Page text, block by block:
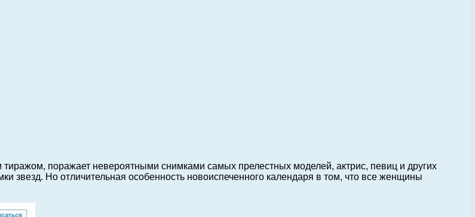
поражает невероятными снимками самых прелестных моделей, актрис, певиц и других
звезд. Но отличительная особенность новоиспеченного календаря в том, что все женщины